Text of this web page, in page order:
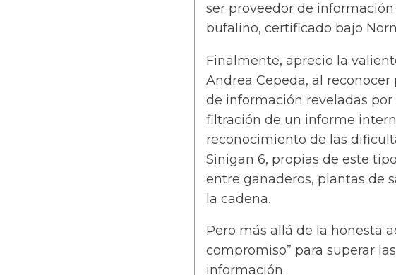
ser proveedor de
bufalino, certificado bajo
Finalmente, aprecio la
Andrea Cepeda, al
de información reveladas
filtración de un informe
reconocimiento de las
Sinigan 6, propias de este
entre ganaderos, plantas de
la cadena.
Pero más allá de la honesta
compromiso” para superar
información.